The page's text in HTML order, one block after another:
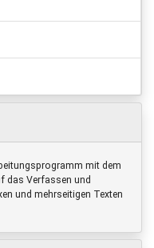
mit dem
das Verfassen und
und mehrseitigen Texten